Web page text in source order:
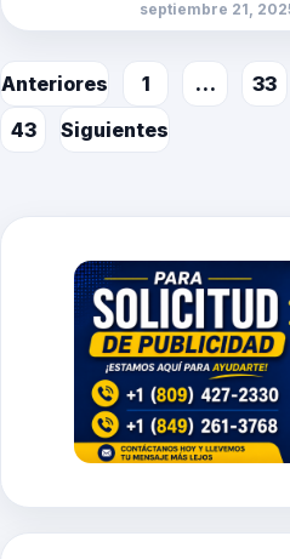
septiembre 21,
Paginación
de
Anteriores 1 … 33
43
Siguientes